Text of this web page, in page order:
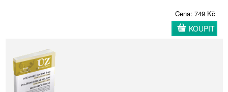
Cena: 749 Kč
KOUPIT